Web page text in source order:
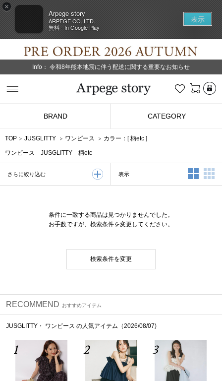
×
Arpege story
ARPEGE CO.,LTD.
無料 - In Google Play
表示
Info： 令和8年熊本地震に伴う配送に関する重要なお知らせ
お気に入り
BRAND CATEGORY
TOP JUSGLITTY ワンピース カラー：[柄etc ]
ワンピース JUSGLITTY 柄etc
さらに絞り込む 表示 2列表示
条件に一致する商品は見つかりませんでした。
お手数ですが、検索条件を変更してください。
検索条件を変更
RECOMMEND おすすめアイテム
JUSGLITTY・ ワンピース の人気アイテム（2026/08/07)
1 2 3